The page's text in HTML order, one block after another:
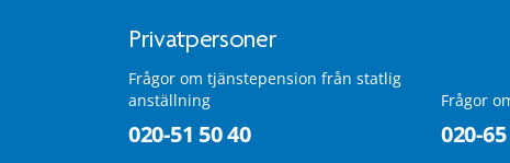
Privatpersoner
Frågor om tjänstepension från statlig
anställning
020-51 50 40
Frågor
020-